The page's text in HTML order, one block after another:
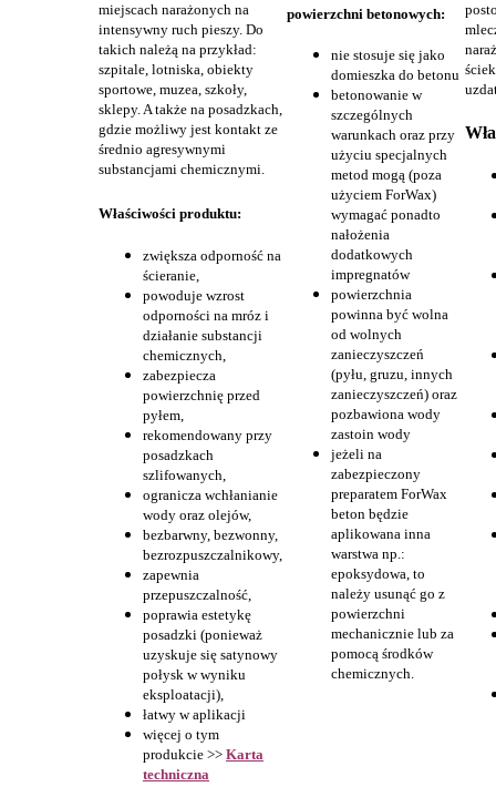
miejscach narażonych na
intensywny ruch pieszy. Do
takich należą na przykład:
szpitale, lotniska, obiekty
sportowe, muzea, szkoły,
sklepy. A także na posadzkach,
gdzie możliwy jest kontakt ze
średnio agresywnymi
substancjami chemicznymi.
Właściwości produktu:
zwiększa odporność na
ścieranie,
powoduje wzrost
odporności na mróz i
działanie substancji
chemicznych,
zabezpiecza
powierzchnię przed
pyłem,
rekomendowany przy
posadzkach
szlifowanych,
ogranicza wchłanianie
wody oraz olejów,
bezbarwny, bezwonny,
bezrozpuszczalnikowy,
zapewnia
przepuszczalność,
poprawia estetykę
posadzki (ponieważ
uzyskuje się satynowy
połysk w wyniku
eksploatacji),
łatwy w aplikacji
więcej o tym
produkcie >> Karta
techniczna
powierzchni betonowych:
nie stosuje się jako
domieszka do betonu
betonowanie w
szczególnych
warunkach oraz przy
użyciu specjalnych
metod mogą (poza
użyciem ForWax)
wymagać ponadto
nałożenia
dodatkowych
impregnatów
powierzchnia
powinna być wolna
od wolnych
zanieczyszczeń
(pyłu, gruzu, innych
zanieczyszczeń) oraz
pozbawiona wody
zastoin wody
jeżeli na
zabezpieczony
preparatem ForWax
beton będzie
aplikowana inna
warstwa np.:
epoksydowa, to
należy usunąć go z
powierzchni
mechanicznie lub za
pomocą środków
chemicznych.